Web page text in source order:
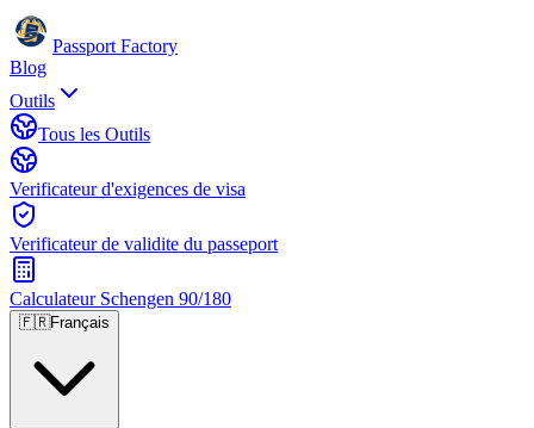
Passport Factory
Blog
Outils
Tous les Outils
Verificateur d'exigences de visa
Verificateur de validite du passeport
Calculateur Schengen 90/180
🇫🇷Français